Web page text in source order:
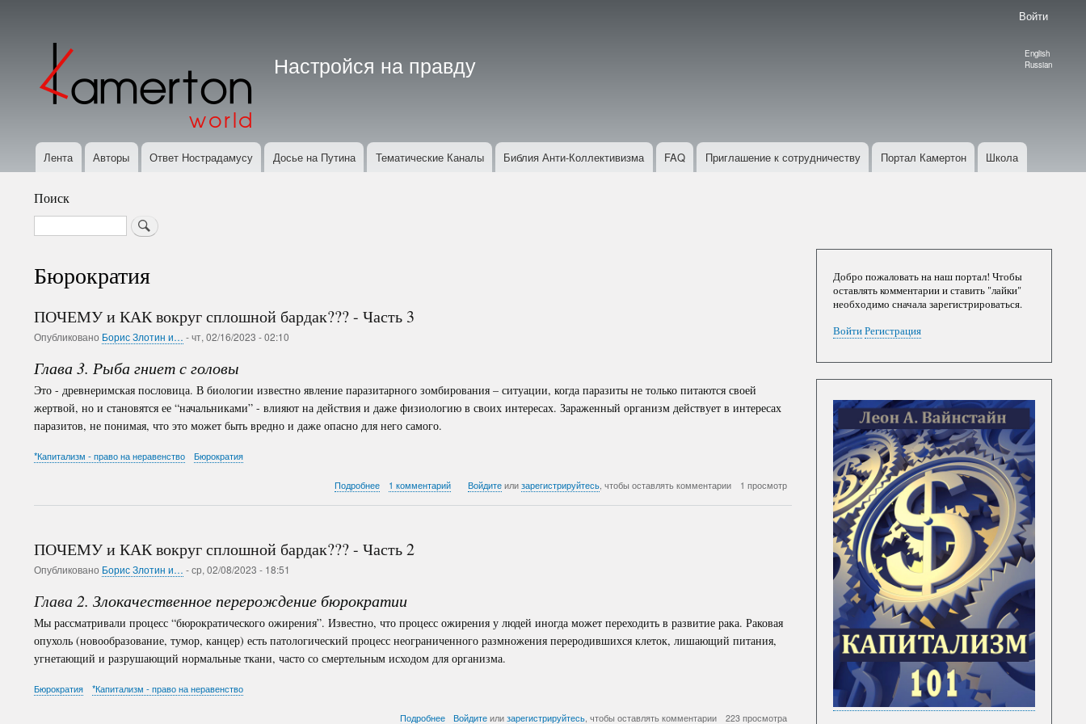
учётной
записи
пользователя
Войти
Language
English
Russian
Настройся на правду
Основная
Лента Авторы Ответ Нострадамусу Досье на Путина Тематические Каналы Библия Анти-Коллективизма FAQ Приглашение к сотрудничеству Портал Камертон Школа
Поиск
Search
Бюрократия
ПОЧЕМУ и КАК вокруг сплошной бардак??? - Часть 3
Опубликовано Борис Злотин и… -чт, 02/16/2023 - 02:10
Глава 3. Рыба гниет с головы
Это - древнеримская пословица. В биологии известно явление паразитарного зомбирования – ситуации, когда паразиты не только питаются своей
жертвой, но и становятся ее “начальниками” - влияют на действия и даже физиологию в своих интересах. Зараженный организм действует в интересах
паразитов, не понимая, что это может быть вредно и даже опасно для него самого.
*Капитализм - право на неравенство Бюрократия
Подробнее
сплошной
3
1 комментарий Войдите илизарегистрируйтесь, чтобы оставлять комментарии 1 просмотр
ПОЧЕМУ и КАК вокруг сплошной бардак??? - Часть 2
Опубликовано Борис Злотин и… -ср, 02/08/2023 - 18:51
Глава 2. Злокачественное перерождение бюрократии
Мы рассматривали процесс “бюрократического ожирения”. Известно, что процесс ожирения у людей иногда может переходить в развитие рака. Раковая
опухоль (новообразование, тумор, канцер) есть патологический процесс неограниченного размножения переродившихся клеток, лишающий питания,
угнетающий и разрушающий нормальные ткани, часто со смертельным исходом для организма.
Бюрократия *Капитализм - право на неравенство
Подробнеео
Войдите илизарегистрируйтесь , чтобы оставлять комментарии 223 просмотра
Добро пожаловать на наш портал! Чтобы
оставлять комментарии и ставить "лайки"
необходимо сначала зарегистрироваться.
Войти Регистрация